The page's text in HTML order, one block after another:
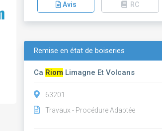
Avis RC
Remise en état de boiseries
Ca Riom Limagne Et Volcans
63201
Travaux - Procédure Adaptée